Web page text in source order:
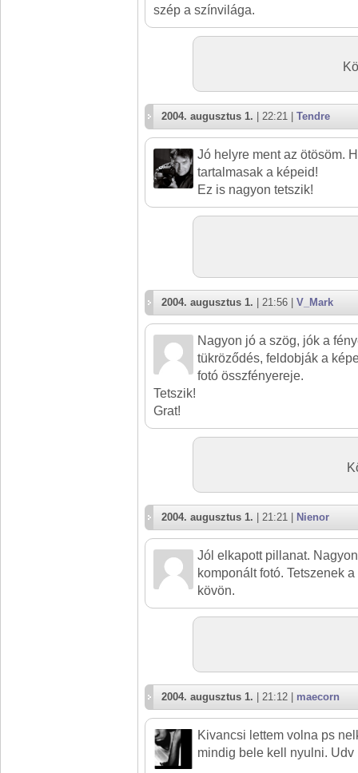
szép a színvilága.
2004. augusztus 1. | 22:21 | Tendre
Jó helyre ment az ötösöm.
tartalmasak a képeid!
Ez is nagyon tetszik!
2004. augusztus 1. | 21:56 | V_Mark
Nagyon jó a szög, jók a
tükröződés, feldobják a
fotó összfényereje.
Tetszik!
Grat!
2004. augusztus 1. | 21:21 | Nienor
Jól elkapott pillanat.
komponált fotó. Tetszenek
kövön.
2004. augusztus 1. | 21:12 | maecorn
Kivancsi lettem volna ps
mindig bele kell nyulni. Udv